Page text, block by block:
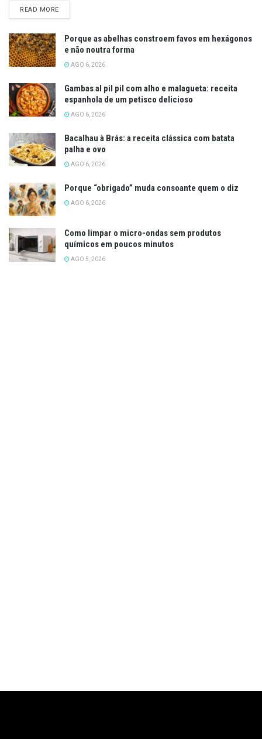
READ MOREDETAILS
Porque as abelhas constroem favos em hexágonos
e não noutra forma
AGO 6, 2026
Gambas al pil pil com alho e malagueta: receita
espanhola de um petisco delicioso
AGO 6, 2026
Bacalhau à Brás: a receita clássica com batata
palha e ovo
AGO 6, 2026
Porque “obrigado” muda consoante quem o diz
AGO 6, 2026
Como limpar o micro-ondas sem produtos
químicos em poucos minutos
AGO 5, 2026